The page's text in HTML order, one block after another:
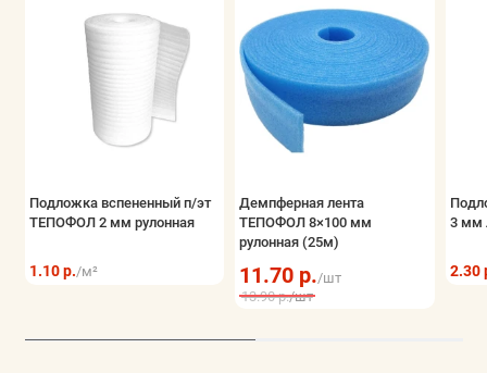
Подложка вспененный п/эт
ТЕПОФОЛ 2 мм рулонная
1.10 р./м²
Демпферная лента
ТЕПОФОЛ 8×100 мм
рулонная (25м)
11.70 р./шт
13.90 р./шт
3 мм
2.30